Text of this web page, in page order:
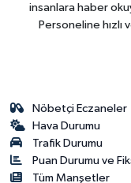
insanlara haber
Personeline
Nöbetçi Eczaneler
Hava Durumu
Trafik Durumu
Puan Durumu ve
Tüm Manşetler